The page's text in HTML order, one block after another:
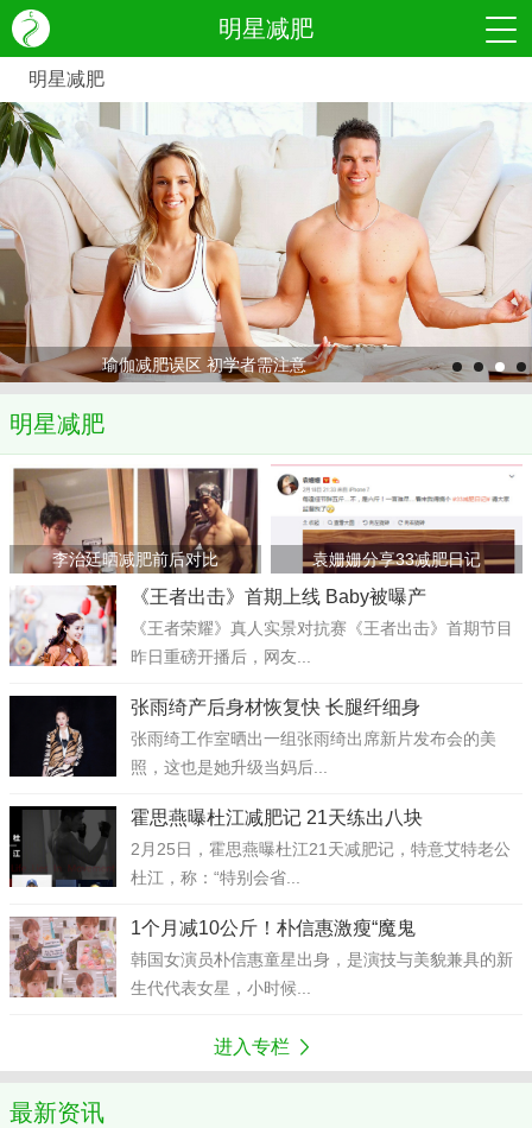
明星减肥
明星减肥
瑜伽减肥误区 初学者需注意
明星减肥
>
李治廷晒减肥前后对比
>
袁姗姗分享33减肥日记
《王者出击》首期上线 Baby被曝产
《王者荣耀》真人实景对抗赛《王者出击》首期节目
昨日重磅开播后，网友...
张雨绮产后身材恢复快 长腿纤细身
张雨绮工作室晒出一组张雨绮出席新片发布会的美
照，这也是她升级当妈后...
霍思燕曝杜江减肥记 21天练出八块
2月25日，霍思燕曝杜江21天减肥记，特意艾特老公
杜江，称：“特别会省...
1个月减10公斤！朴信惠激瘦“魔鬼
韩国女演员朴信惠童星出身，是演技与美貌兼具的新
生代代表女星，小时候...
进入专栏
最新资讯